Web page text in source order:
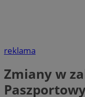
reklama
Zmiany w